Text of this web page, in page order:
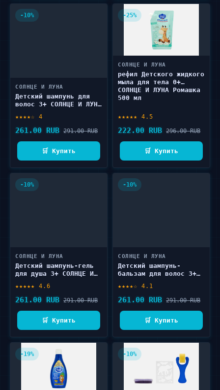
-10%
СОЛНЦЕ И ЛУНА
Детский шампунь для
волос 3+ СОЛНЦЕ И ЛУНА
★★★★☆ 4
261.00 RUB 291.00 RUB
🛒 Купить
-25%
СОЛНЦЕ И ЛУНА
рефил Детского жидкого
мыла для тела 0+
СОЛНЦЕ И ЛУНА Ромашка
500 мл
★★★★★ 4.5
222.00 RUB 296.00 RUB
🛒 Купить
-10%
СОЛНЦЕ И ЛУНА
Детский шампунь-гель
для душа 3+ СОЛНЦЕ И
мл
★★★★★ 4.6
261.00 RUB 291.00 RUB
🛒 Купить
-10%
СОЛНЦЕ И ЛУНА
Детский шампунь-
бальзам для волос 3+
клубника 300 мл
★★★★☆ 4.1
261.00 RUB 291.00 RUB
🛒 Купить
-19% -10%